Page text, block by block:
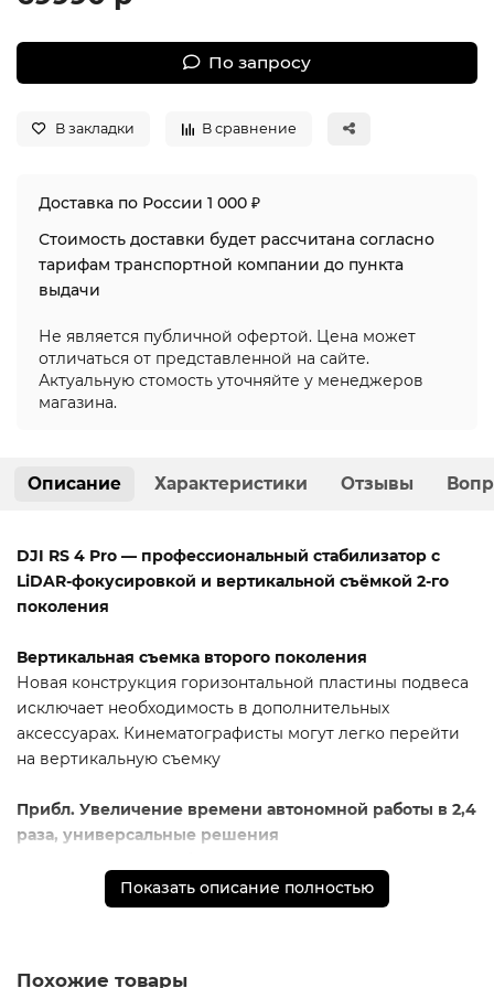
По запросу
В закладки В сравнение
Доставка по России 1 000 ₽
Стоимость доставки будет рассчитана согласно
тарифам транспортной компании до пункта
выдачи
Не является публичной офертой. Цена может
отличаться от представленной на сайте.
Актуальную стомость уточняйте у менеджеров
магазина.
Описание Характеристики Отзывы
DJI RS 4 Pro — профессиональный стабилизатор с
LiDAR-фокусировкой и вертикальной съёмкой 2-го
поколения
Вертикальная съемка второго поколения
Новая конструкция горизонтальной пластины подвеса
исключает необходимость в дополнительных
аксессуарах. Кинематографисты могут легко перейти
на вертикальную съемку
Прибл. Увеличение времени автономной работы в 2,4
раза, универсальные решения
аккумуляторной ручки повышенной емкости RS
BG70. И выбирал из различных конфигураций
Показать описание полностью
Похожие товары